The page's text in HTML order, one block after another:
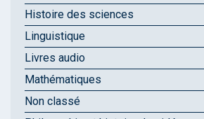
Histoire des sciences
Linguistique
Livres audio
Mathématiques
Non classé